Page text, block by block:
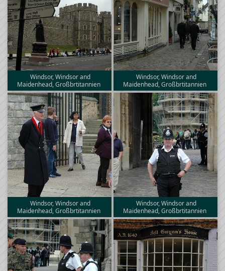
Windsor, Windsor and
Maidenhead, Großbrtitannien
Windsor, Windsor and
Maidenhead, Großbrtitannien
Windsor, Windsor and
Maidenhead, Großbrtitannien
Windsor, Windsor and
Maidenhead, Großbrtitannien